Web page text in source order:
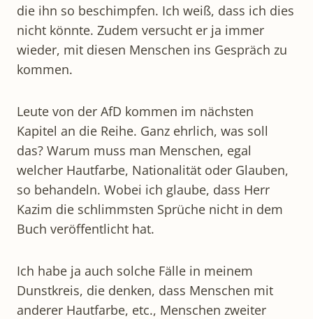
die ihn so beschimpfen. Ich weiß, dass ich dies
nicht könnte. Zudem versucht er ja immer
wieder, mit diesen Menschen ins Gespräch zu
kommen.
Leute von der AfD kommen im nächsten
Kapitel an die Reihe. Ganz ehrlich, was soll
das? Warum muss man Menschen, egal
welcher Hautfarbe, Nationalität oder Glauben,
so behandeln. Wobei ich glaube, dass Herr
Kazim die schlimmsten Sprüche nicht in dem
Buch veröffentlicht hat.
Ich habe ja auch solche Fälle in meinem
Dunstkreis, die denken, dass Menschen mit
anderer Hautfarbe, etc., Menschen zweiter